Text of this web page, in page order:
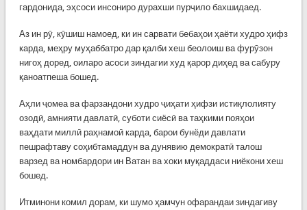
гардонида, эҳсоси инсониро дурахши пурҷило бахшидаед.
Аз ин рӯ, кӯшиш намоед, ки ин сарвати бебаҳои ҳаёти худро ҳифз
карда, меҳру муҳаббатро дар қалби хеш беолоиш ва фурӯзон
нигоҳ доред, оиларо асоси зиндагии худ қарор диҳед ва сабуру
қаноатпеша бошед.
Аҳли ҷомеа ва фарзандони худро ҷиҳати ҳифзи истиқлолияту
озодӣ, амнияти давлатӣ, суботи сиёсӣ ва таҳкими пояҳои
ваҳдати миллӣ раҳнамоӣ карда, барои бунёди давлати
пешрафтаву соҳибтамаддун ва дунявию демократӣ талош
варзед ва номбардори ин Ватан ва хоки муқаддаси ниёкони хеш
бошед.
Итминони комил дорам, ки шумо ҳамчун офарандаи зиндагиву